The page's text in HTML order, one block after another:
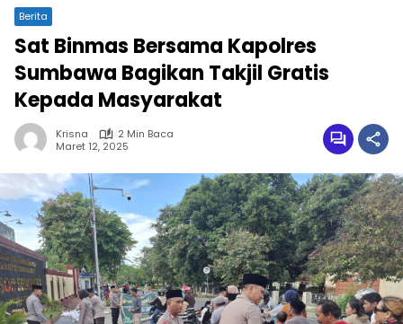
Berita
Sat Binmas Bersama Kapolres
Sumbawa Bagikan Takjil Gratis
Kepada Masyarakat
Krisna
2 Min Baca
Maret 12, 2025